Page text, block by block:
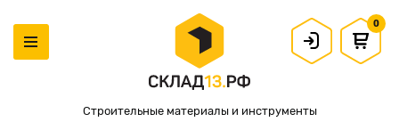
Строительные материалы и инструменты
0